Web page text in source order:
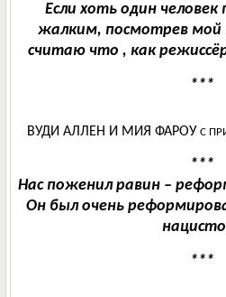
Если хоть один человек
жалким, посмотрев
считаю что , как
***
ВУДИ АЛЛЕН И МИЯ ФАРОУ С
***
Нас поженил равин –
Он был очень
***